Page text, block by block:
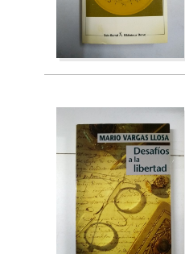
Papás, Mamás, Bebés...
Papás, Mamás, Bebés…
Poesía
Psicología. Educación
Segunda Guerra Mundial